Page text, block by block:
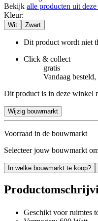
Bekijk alle producten uit deze
Kleur:
Wit Zwart
Dit product wordt niet
Click & collect
gratis
Vandaag
Dit product is in deze winkel
Wijzig bouwmarkt
Voorraad in de bouwmarkt
Selecteer jouw bouwmarkt
In welke bouwmarkt te koop?
Geschikt voor ruimtes